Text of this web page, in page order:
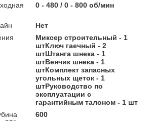
0 - 480 / 0 - 800 об/мин
Нет
Миксер строительный - 1
штКлюч гаечный - 2
штШтанга шнека - 1
штВенчик шнека - 1
штКомплект запасных
угольных щеток - 1
штРуководство по
эксплуатации с
гарантийным талоном - 1 шт
600